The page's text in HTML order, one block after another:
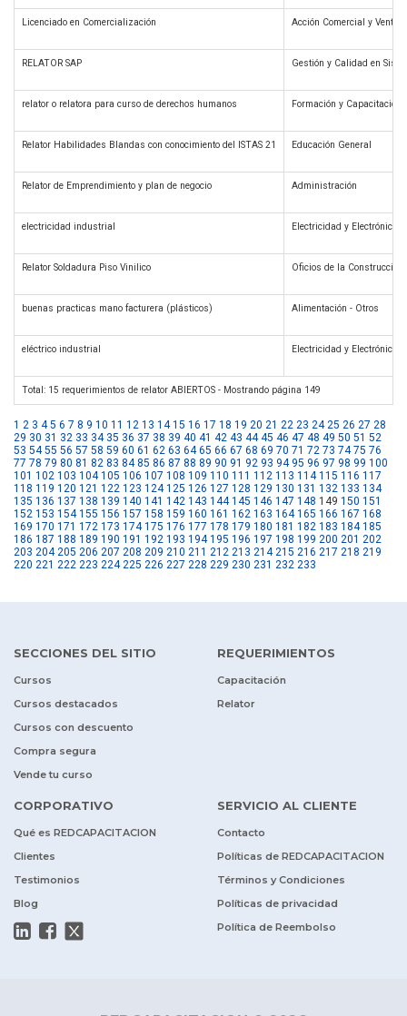
Licenciado en Comercialización Acción Comercial y Ventas
RELATOR SAP Gestión y Calidad en
relator o relatora para curso de derechos humanos Formación y Capacitación
Relator Habilidades Blandas con conocimiento del ISTAS 21 Educación General
Relator de Emprendimiento y plan de negocio Administración
electricidad industrial Electricidad y Electrónica
Relator Soldadura Piso Vinilico Oficios de la Construcción
buenas practicas mano facturera (plásticos) Alimentación - Otros
eléctrico industrial Electricidad y Electrónica
Total: 15 requerimientos de relator ABIERTOS - Mostrando página 149
1 2 3 4 5 6 7 8 9 10 11 12 13 14 15 16 17 18 19 20 21 22 23 24 25 26 27 28
29 30 31 32 33 34 35 36 37 38 39 40 41 42 43 44 45 46 47 48 49 50 51 52
53 54 55 56 57 58 59 60 61 62 63 64 65 66 67 68 69 70 71 72 73 74 75 76
77 78 79 80 81 82 83 84 85 86 87 88 89 90 91 92 93 94 95 96 97 98 99 100
101 102 103 104 105 106 107 108 109 110 111 112 113 114 115 116 117
118 119 120 121 122 123 124 125 126 127 128 129 130 131 132 133 134
135 136 137 138 139 140 141 142 143 144 145 146 147 148 149 150 151
152 153 154 155 156 157 158 159 160 161 162 163 164 165 166 167 168
169 170 171 172 173 174 175 176 177 178 179 180 181 182 183 184 185
186 187 188 189 190 191 192 193 194 195 196 197 198 199 200 201 202
203 204 205 206 207 208 209 210 211 212 213 214 215 216 217 218 219
220 221 222 223 224 225 226 227 228 229 230 231 232 233
SECCIONES DEL SITIO
Cursos
Cursos destacados
Cursos con descuento
Compra segura
Vende tu curso
REQUERIMIENTOS
Capacitación
Relator
CORPORATIVO
Qué es REDCAPACITACION
Clientes
Testimonios
Blog
SERVICIO AL CLIENTE
Contacto
Políticas de REDCAPACITACION
Términos y Condiciones
Políticas de privacidad
Política de Reembolso